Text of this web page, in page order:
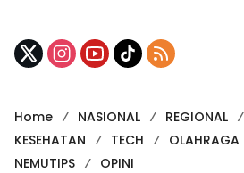
Home NASIONAL REGIONAL
KESEHATAN
TECH OLAHRAGA
NEMUTIPS
OPINI